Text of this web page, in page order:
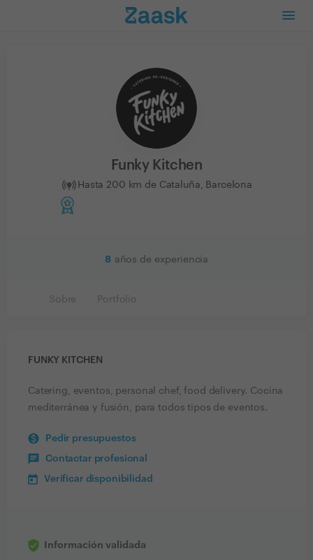
Funky Kitchen
Hasta 200 km de Cataluña, Barcelona
8 años de experiencia
Sobre Portfolio
FUNKY KITCHEN
Catering, eventos, personal chef, food delivery. Cocina
mediterránea y fusión, para todos tipos de eventos.
Pedir presupuestos
Contactar profesional
Verificar disponibilidad
Información validada